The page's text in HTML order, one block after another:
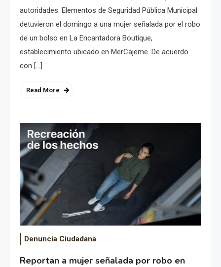
autoridades. Elementos de Seguridad Pública Municipal
detuvieron el domingo a una mujer señalada por el robo
de un bolso en La Encantadora Boutique,
establecimiento ubicado en MerCajeme. De acuerdo
con […]
Read More
Denuncia Ciudadana
Reportan a mujer señalada por robo en